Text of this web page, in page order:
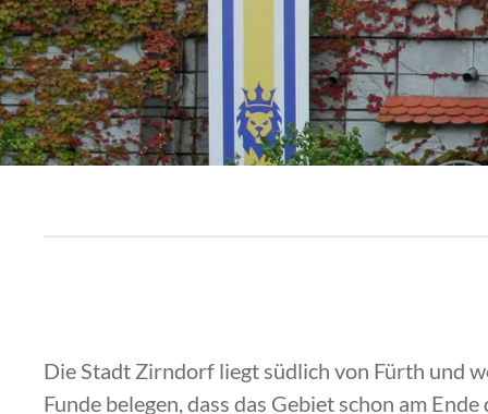
Die Stadt Zirndorf liegt südlich von Fürth und
Funde belegen, dass das Gebiet schon am